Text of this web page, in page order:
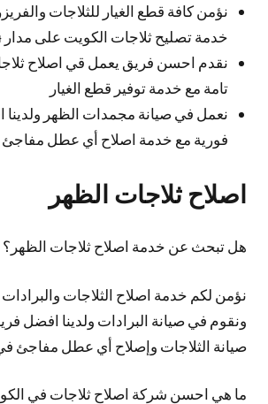
نؤمن كافة قطع الغيار للثلاجات
خدمة تصليح ثلاجات الكويت على مدار 24 ساعة
نقدم احسن فريق يعمل قي اصلاح
تامة مع خدمة توفير قطع الغيار
نعمل في صيانة مجمدات الظهر
فورية مع خدمة اصلاح أي عطل مفاجئ
اصلاح ثلاجات الظهر
هل تبحث عن خدمة اصلاح ثلاجات الظهر؟
نؤمن لكم خدمة اصلاح الثلاجات والبرادات
ونقوم في صيانة البرادات ولدينا افضل
صيانة الثلاجات وإصلاح أي عطل مفاجئ في
ما هي احسن شركة اصلاح ثلاجات في